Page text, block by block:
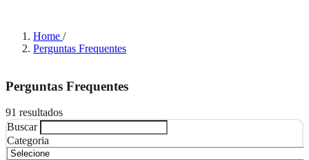
Home /
Perguntas Frequentes
Perguntas Frequentes
91 resultados
Buscar
Categoria